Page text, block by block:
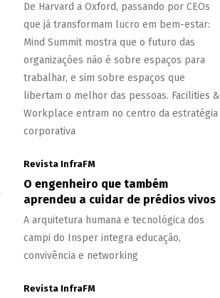
De Harvard a Oxford, passando por CEOs
que já transformam lucro em bem-estar:
Mind Summit mostra que o futuro das
organizações não é sobre espaços para
trabalhar, e sim sobre espaços que
libertam o melhor das pessoas. Facilities &
Workplace entram no centro da estratégia
corporativa
Revista InfraFM
O engenheiro que também
aprendeu a cuidar de prédios vivos
A arquitetura humana e tecnológica dos
campi do Insper integra educação,
convivência e networking
Revista InfraFM